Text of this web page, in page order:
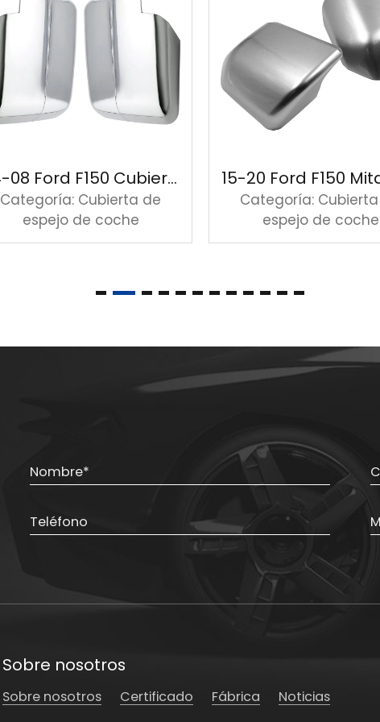
04-08 Ford F150 Cubierta de espejo cromada
Categoría: Cubierta de
espejo de coche
Categoría:
espejo de coche
Sobre nosotros
Sobre nosotros Certificado Fábrica Noticias